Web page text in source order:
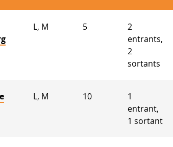
L, M 5
2
entrants,
2
sortants
L, M 10
1
entrant,
1 sortant